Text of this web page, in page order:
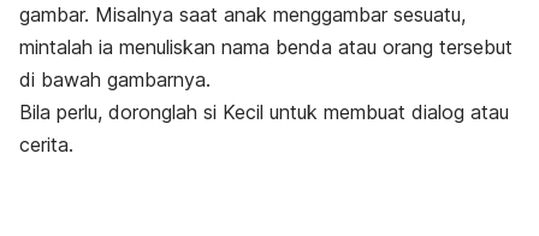
gambar. Misalnya saat anak menggambar sesuatu,
mintalah ia menuliskan nama benda atau orang tersebut
di bawah gambarnya.
Bila perlu, doronglah si Kecil untuk membuat dialog atau
cerita.